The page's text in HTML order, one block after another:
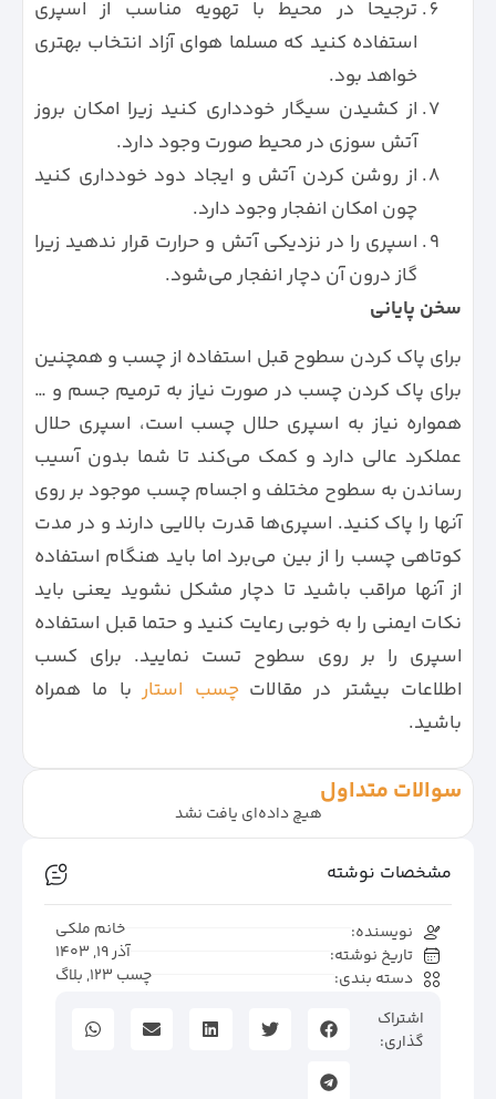
ترجیحا در محیط با تهویه مناسب از اسپری
استفاده کنید که مسلما هوای آزاد انتخاب بهتری
خواهد بود.
از کشیدن سیگار خودداری کنید زیرا امکان بروز
آتش سوزی در محیط صورت وجود دارد.
از روشن کردن آتش و ایجاد دود خودداری کنید
چون امکان انفجار وجود دارد.
اسپری را در نزدیکی آتش و حرارت قرار ندهید زیرا
گاز درون آن دچار انفجار می‌شود.
سخن پایانی
برای پاک کردن سطوح قبل استفاده از چسب و همچنین
برای پاک کردن چسب در صورت نیاز به ترمیم جسم و …
همواره نیاز به اسپری حلال چسب است، اسپری حلال
عملکرد عالی دارد و کمک می‌کند تا شما بدون آسیب
رساندن به سطوح مختلف و اجسام چسب موجود بر روی
آنها را پاک کنید. اسپری‌ها قدرت بالایی دارند و در مدت
کوتاهی چسب را از بین می‌برد اما باید هنگام استفاده
از آنها مراقب باشید تا دچار مشکل نشوید یعنی باید
نکات ایمنی را به خوبی رعایت کنید و حتما قبل استفاده
اسپری را بر روی سطوح تست نمایید. برای کسب
اطلاعات بیشتر در مقالاتچسب استاربا ما همراه
باشید.
سوالات متداول
هیچ داده‌ای یافت نشد
مشخصات نوشته
نویسنده:
خانم ملکی
تاریخ نوشته:
آذر 19, 1403
دسته بندی:
چسب 123 , بلاگ
اشتراک
گذاری: